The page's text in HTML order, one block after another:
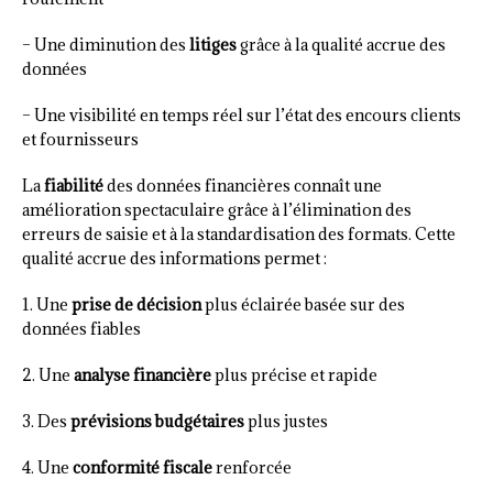
– Une diminution des litigesgrâce à la qualité accrue des
données
– Une visibilité en temps réel sur l’état des encours clients
et fournisseurs
Lafiabilitédes données financières connaît une
amélioration spectaculaire grâce à l’élimination des
erreurs de saisie et à la standardisation des formats. Cette
qualité accrue des informations permet :
1. Une prise de décisionplus éclairée basée sur des
données fiables
2. Une analyse financièreplus précise et rapide
3. Des prévisions budgétairesplus justes
4. Une conformité fiscalerenforcée